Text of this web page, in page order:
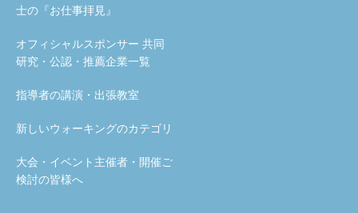
士の『お仕事拝見』
オフィシャルスポンサー 共同
研究・公認・推薦企業一覧
指導者の講演・出張教室
新しいウォーキングのカテゴリ
大会・イベント主催者・開催ご
検討の皆様へ